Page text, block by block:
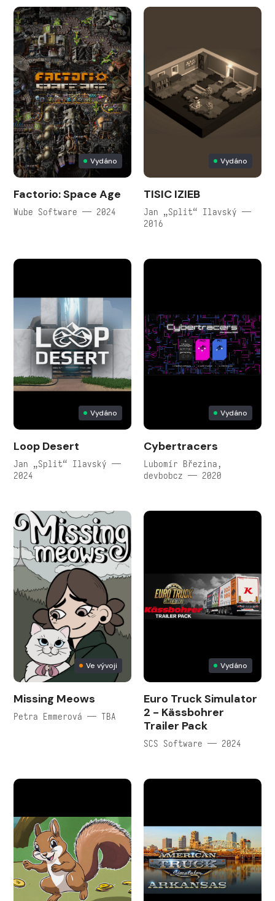
Vydáno
Factorio: Space Age
Wube Software — 2024
Vydáno
TISIC IZIEB
Jan „Split“ Ilavský —
2016
Vydáno
Loop Desert
Jan „Split“ Ilavský —
2024
Vydáno
Cybertracers
Lubomír Březina,
devbobcz — 2020
Ve vývoji
Missing Meows
Petra Emmerová — TBA
Vydáno
Euro Truck Simulator
2 - Kässbohrer
Trailer Pack
SCS Software — 2024